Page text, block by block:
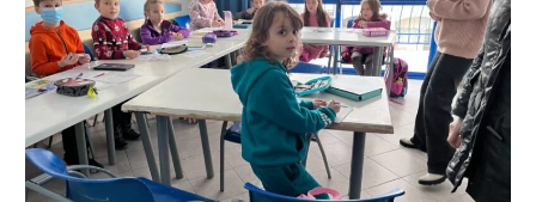
5/02/23